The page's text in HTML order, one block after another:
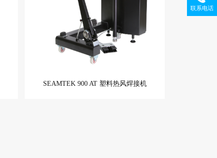
SEAMTEK 900 AT 塑料热风焊接机
联系电话